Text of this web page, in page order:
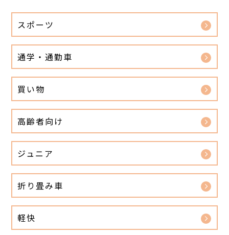
スポーツ
通学・通勤車
買い物
高齢者向け
ジュニア
折り畳み車
軽快